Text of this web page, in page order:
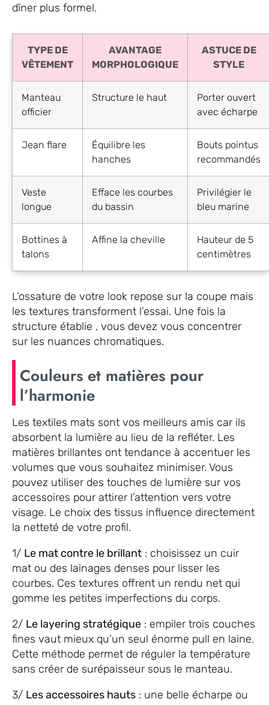
dîner plus formel.
TYPE DE
VÊTEMENT
AVANTAGE
MORPHOLOGIQUE
ASTUCE DE
STYLE
Manteau
officier
Structure le haut
Porter ouvert
avec écharpe
Jean flare
Équilibre les
hanches
Bouts pointus
recommandés
Veste
longue
Efface les courbes
du bassin
Privilégier le
bleu marine
Bottines à
talons
Affine la cheville
Hauteur de 5
centimètres
L’ossature de votre look repose sur la coupe mais
les textures transforment l’essai. Une fois la
structure établie , vous devez vous concentrer
sur les nuances chromatiques.
Couleurs et matières pour
l’harmonie
Les textiles mats sont vos meilleurs amis car ils
absorbent la lumière au lieu de la refléter. Les
matières brillantes ont tendance à accentuer les
volumes que vous souhaitez minimiser. Vous
pouvez utiliser des touches de lumière sur vos
accessoires pour attirer l’attention vers votre
visage. Le choix des tissus influence directement
la netteté de votre profil.
1/ Le mat contre le brillant : choisissez un cuir
mat ou des lainages denses pour lisser les
courbes. Ces textures offrent un rendu net qui
gomme les petites imperfections du corps.
2/ Le layering stratégique : empiler trois couches
fines vaut mieux qu’un seul énorme pull en laine.
Cette méthode permet de réguler la température
sans créer de surépaisseur sous le manteau.
3/ Les accessoires hauts : une belle écharpe ou